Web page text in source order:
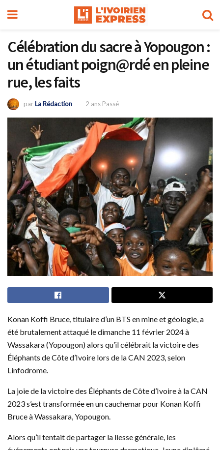
Célébration du sacre à Yopougon :
un étudiant poign@rdé en pleine
rue, les faits
parLa Rédaction 2 ans Passé
Konan Koffi Bruce, titulaire d’un BTS en mine et géologie, a
été brutalement attaqué le dimanche 11 février 2024 à
Wassakara (Yopougon) alors qu’il célébrait la victoire des
Éléphants de Côte d’Ivoire lors de la CAN 2023, selon
Linfodrome.
La joie de la victoire des Éléphants de Côte d’Ivoire à la CAN
2023 s’est transformée en un cauchemar pour Konan Koffi
Bruce à Wassakara, Yopougon.
Alors qu’il tentait de partager la liesse générale, les